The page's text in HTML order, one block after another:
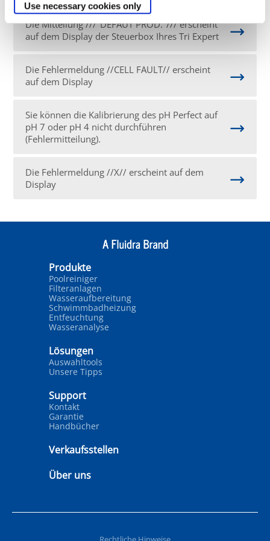
Use necessary cookies only
Die Mitteilung ///"DEFAUT PROD."/// erscheint
auf dem Display der Steuerbox Ihres Tri Expert
Die Fehlermeldung //CELL FAULT// erscheint
auf dem Display
Sie können die Kalibrierung des pH Perfect auf
pH 7 oder pH 4 nicht durchführen
(Fehlermitteilung).
Die Fehlermeldung //X// erscheint auf dem
Display
Produkte
Poolreiniger
Filteranlagen
Wasseraufbereitung
Schwimmbadheizung
Entfeuchtung
Wasseranalyse
Lösungen
Auswahltools
Unsere Tipps
Support
Kontakt
Garantie
Handbücher
Verkaufsstellen
Über uns